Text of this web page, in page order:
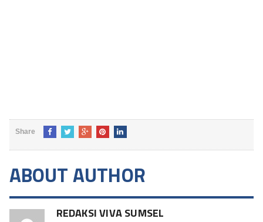
Share
ABOUT AUTHOR
REDAKSI VIVA SUMSEL